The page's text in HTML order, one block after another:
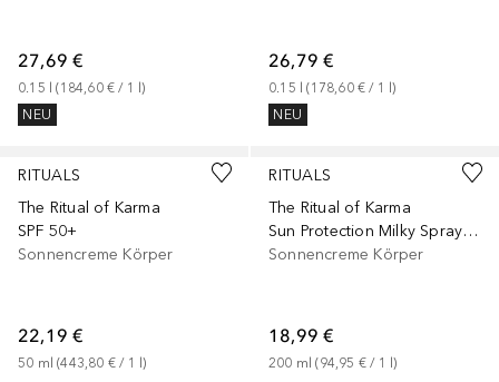
27,69 €
0.15 (184,60 € / 1 l)
NEU
26,79 €
0.15 (178,60 € / 1 l)
NEU
RITUALS
The Ritual of Karma
SPF 50+
Sonnencreme Körper
22,19 €
50 ml (443,80 € / 1 l)
RITUALS
The Ritual of Karma
Sun Protection Milky Spray SPF 30
Sonnencreme Körper
18,99 €
200 ml (94,95 € / 1 l)
Größe